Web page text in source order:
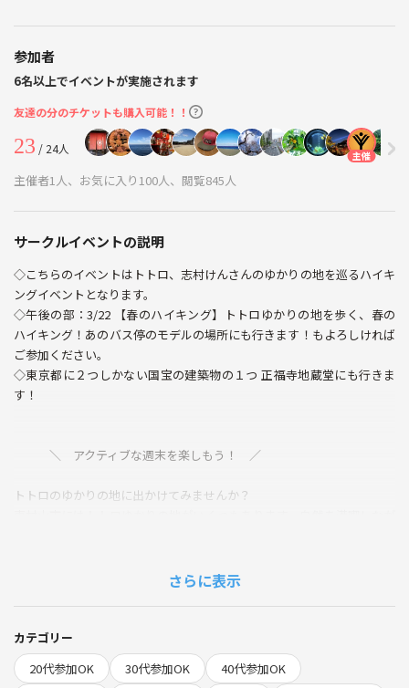
参加者
6名以上でイベントが実施されます
友達の分のチケットも購入可能！！
23 / 24人 主催
主催者1人、お気に入り100人、閲覧845人
サークルイベントの説明
◇こちらのイベントはトトロ、志村けんさんのゆかりの地を巡るハイキ
ングイベントとなります。
◇午後の部：3/22 【春のハイキング】トトロゆかりの地を歩く、春の
ハイキング！あのバス停のモデルの場所にも行きます！もよろしければ
ご参加ください。
◇東京都に２つしかない国宝の建築物の１つ 正福寺地蔵堂にも行きま
す！
＼ アクティブな週末を楽しもう！ ／
トトロのゆかりの地に出かけてみませんか？
す）そのため普通のスニーカーで参加できます。
参加者同士で会話を楽しみながらのんびりと歩きましょう
－－－－－－－－－－－－－－－－－－－－－－－－－
さらに表示
カテゴリー
20代参加OK
30代参加OK
40代参加OK